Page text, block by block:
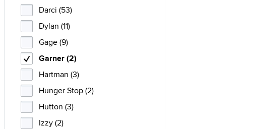
Darci (53)
Dylan (11)
Gage (9)
Garner (2)
Hartman (3)
Hunger Stop (2)
Hutton (3)
Izzy (2)